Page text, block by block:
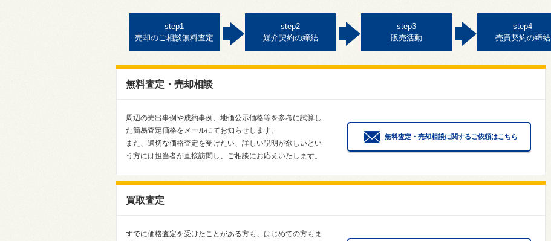
step1
売却のご相談無料査定
step2
媒介契約の締結
step3
販売活動
step4
売買契約の締結
無料査定・売却相談
周辺の売出事例や成約事例、地価公示価格等を参考に試算し
た簡易査定価格をメールにてお知らせします。
また、適切な価格査定を受けたい、詳しい説明が欲しいとい
う方には担当者が直接訪問し、ご相談にお応えいたします。
無料査定・売却相談に関するご依頼はこちら
買取査定
すでに価格査定を受けたことがある方も、はじめての方もま